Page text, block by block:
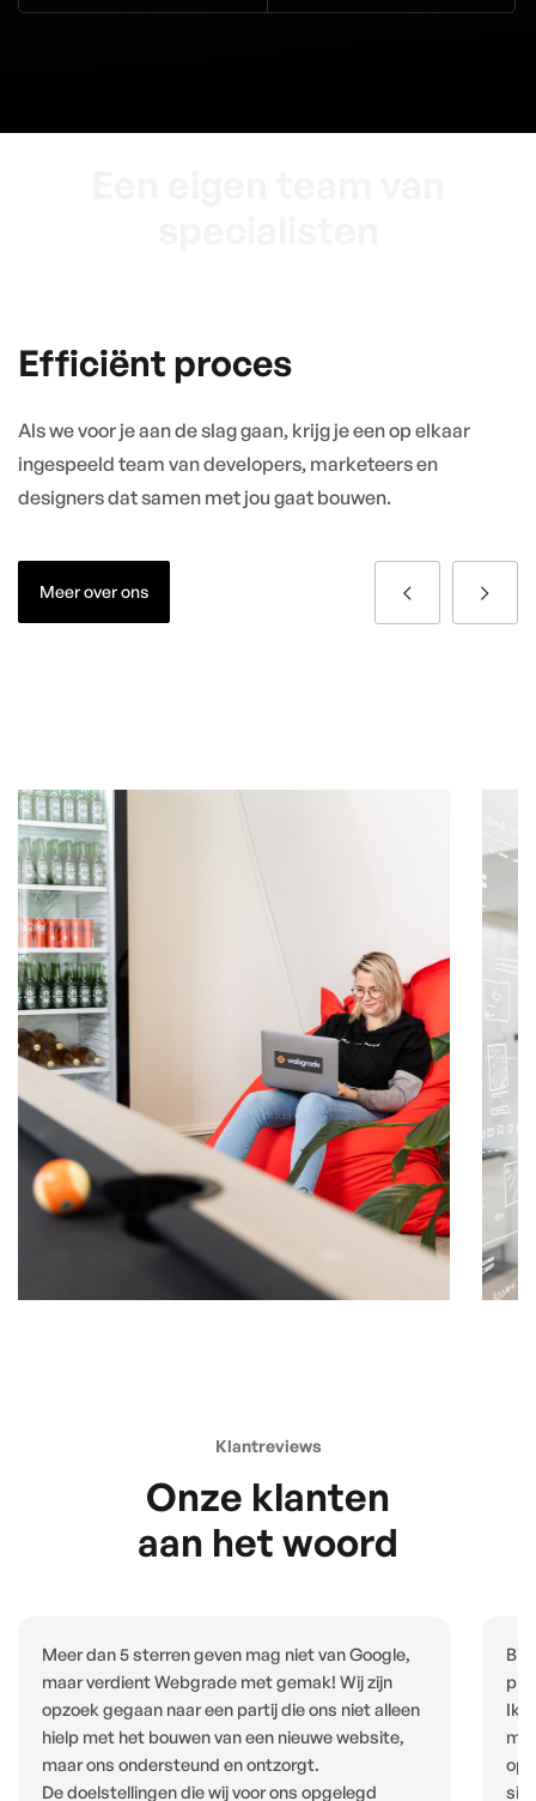
Efficiënt proces
Als we voor je aan de slag gaan, krijg je een op elkaar
ingespeeld team van developers, marketeers en
designers dat samen met jou gaat bouwen.
Meer over ons
Klantreviews
Onze klanten
aan het woord
Meer dan 5 sterren geven mag niet van Google,
maar verdient Webgrade met gemak! Wij zijn
opzoek gegaan naar een partij die ons niet alleen
hielp met het bouwen van een nieuwe website,
maar ons ondersteund en ontzorgt.
De doelstellingen die wij voor ons opgelegd
Bij
Ik